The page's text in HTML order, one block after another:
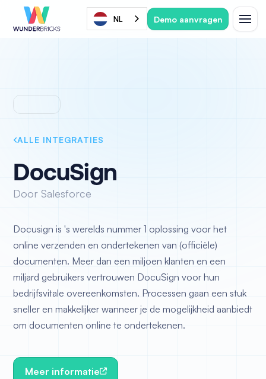
NL Demo aanvragen
ALLE INTEGRATIES
DocuSign
Door Salesforce
Docusign is 's werelds nummer 1 oplossing voor het
online verzenden en ondertekenen van (officiële)
documenten. Meer dan een miljoen klanten en een
miljard gebruikers vertrouwen DocuSign voor hun
bedrijfsvitale overeenkomsten. Processen gaan een stuk
sneller en makkelijker wanneer je de mogelijkheid aanbiedt
om documenten online te ondertekenen.
Meer informatie